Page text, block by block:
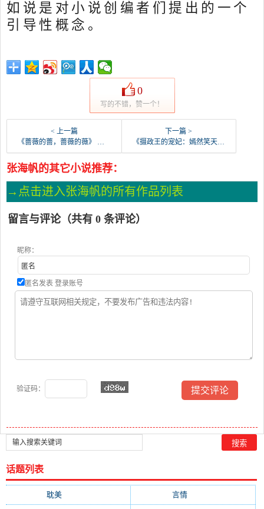
如说是对小说创编者们提出的一个
引导性概念。
0
写的不错，赞一个！
< 上一篇
《蔷薇的蔷，蔷薇的薇》 作者：飞来 txt文件大小：275.5 KB
下一篇 >
《摄政王的宠妃：嫣然笑天下》 作者：月下浅歌 txt文件大小：675.2 KB
张海帆的其它小说推荐：
→点击进入张海帆的所有作品列表
留言与评论（共有 0 条评论）
昵称：
匿名发表 登录账号
验证码：
话题列表
耽美 言情